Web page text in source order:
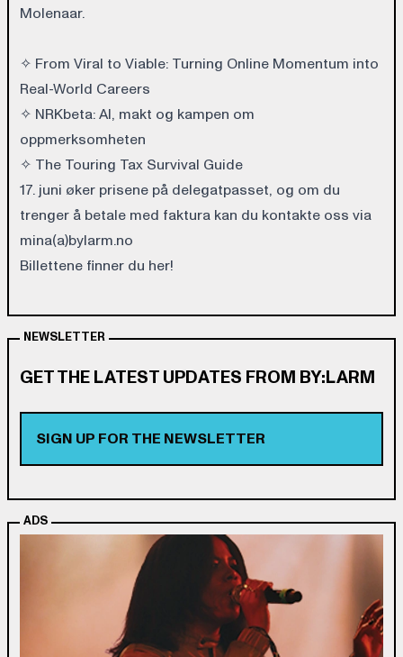
Molenaar.
✧ From Viral to Viable: Turning Online Momentum into
Real-World Careers
✧ NRKbeta: AI, makt og kampen om
oppmerksomheten
✧ The Touring Tax Survival Guide
17. juni øker prisene på delegatpasset, og om du
trenger å betale med faktura kan du kontakte oss via
mina(a)bylarm.no
Billettene finner du her!
NEWSLETTER
GET THE LATEST UPDATES FROM BY:LARM
SIGN UP FOR THE NEWSLETTER
ADS